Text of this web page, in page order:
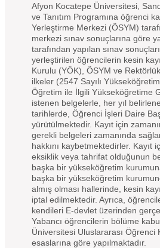
Afyon Kocatepe Üniversitesi,
ve Tanıtım Programına öğrenci
Yerleştirme Merkezi (ÖSYM)
merkezi sınav sonuçlarına göre
tarafından yapılan sınav
yerleştirilen öğrencilerin kesin
Kurulu (YÖK), ÖSYM ve
ilkeler (2547 Sayılı
Öğretim ile İlgili Yükseköğretime
istenen belgelerle, her yıl
tarihlerde, Öğrenci İşleri Daire
yürütülmektedir. Kayıt için
gerekli belgeleri zamanında
hakkını kaybetmektedirler. Kayıt
eksiklik veya tahrifat olduğunun
başka bir yükseköğretim
başka bir yükseköğretim
almış olması hallerinde, kesin
iptal edilmektedir. Ayrıca,
kendileri E-devlet üzerinden
Yabancı öğrencilerin bölüme
Üniversitesi Uluslararası Öğrenci
esaslarına göre yapılmaktadır.